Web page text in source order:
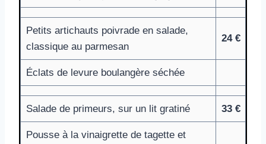
Petits artichauts poivrade en salade,
classique au parmesan
24 €
Éclats de levure boulangère séchée
Salade de primeurs, sur un lit gratiné 33 €
Pousse à la vinaigrette de tagette et